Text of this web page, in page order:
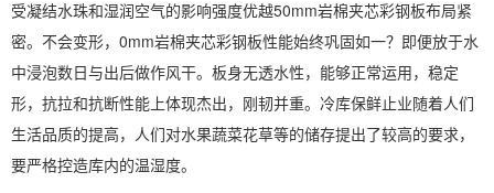
受凝结水珠和湿润空气的影响强度优越50mm岩棉夹芯彩钢板布局紧
密。不会变形，0mm岩棉夹芯彩钢板性能始终巩固如一？即便放于水
中浸泡数日与出后做作风干。板身无透水性，能够正常运用，稳定
形，抗拉和抗断性能上体现杰出，刚韧并重。冷库保鲜止业随着人们
生活品质的提高，人们对水果蔬菜花草等的储存提出了较高的要求，
要严格控造库内的温湿度。